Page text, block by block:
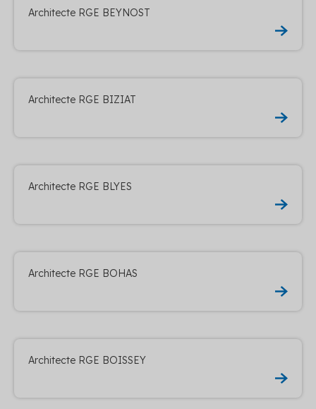
Architecte RGE BEYNOST
Architecte RGE BIZIAT
Architecte RGE BLYES
Architecte RGE BOHAS
Architecte RGE BOISSEY